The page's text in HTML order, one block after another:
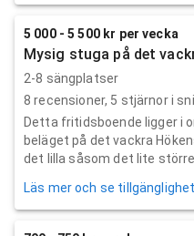
5 000 - 5 500 kr per vecka
Mysig stuga på det
2-8 sängplatser
8 recensioner, 5 stjärnor i
Detta fritidsboende ligger i
beläget på det vackra
det lilla såsom det lite större
Läs mer och se